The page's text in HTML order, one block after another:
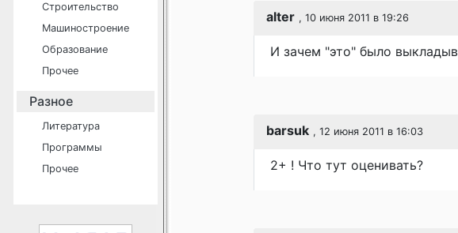
Строительство
Машиностроение
Образование
Прочее
Разное
Литература
Программы
Прочее
alter , 10 июня 2011 в 19:26
И зачем "это" было
barsuk , 12 июня 2011 в 16:03
2+ ! Что тут оценивать?